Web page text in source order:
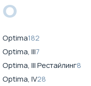
O
Optima182
Optima, III7
Optima, III Рестайлинг8
Optima, IV28